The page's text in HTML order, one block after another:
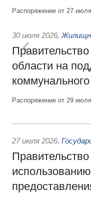
Распоряжение от 27
30 июля 2026,
области на
Распоряжение от 29
27 июля 2026,